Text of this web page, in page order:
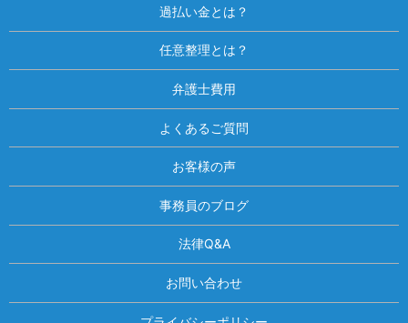
過払い金とは？
任意整理とは？
弁護士費用
よくあるご質問
お客様の声
事務員のブログ
法律Q&A
お問い合わせ